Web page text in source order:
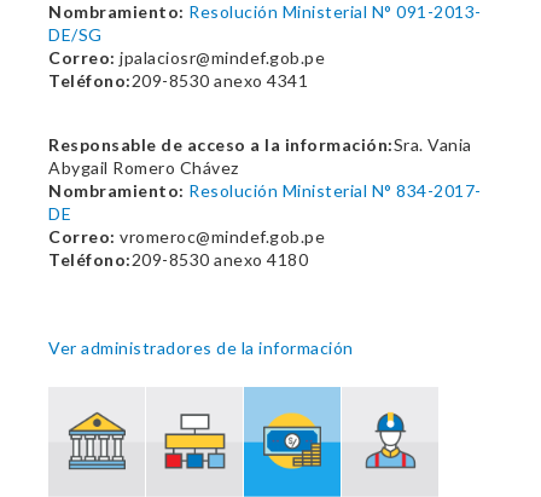
Nombramiento: Resolución Ministerial N° 091-2013-
DE/SG
Correo: jpalaciosr@mindef.gob.pe
Teléfono:209-8530 anexo 4341
Responsable de acceso a la información:Sra. Vania
Abygail Romero Chávez
Nombramiento: Resolución Ministerial N° 834-2017-
DE
Correo: vromeroc@mindef.gob.pe
Teléfono:209-8530 anexo 4180
Ver administradores de la información